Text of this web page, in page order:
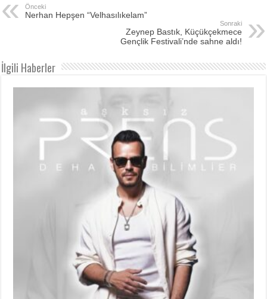
Önceki
Nerhan Hepşen “Velhasılıkelam”
Sonraki
Zeynep Bastık, Küçükçekmece
Gençlik Festivali’nde sahne aldı!
İlgili Haberler